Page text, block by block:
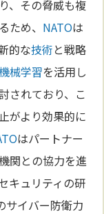
、その脅威も複
め、 NATOは
的な技術と戦略
械学習を活用し
されており、こ
がより効果的に
はパートナー
関との協力を進
キュリティの研
サイバー防衛力